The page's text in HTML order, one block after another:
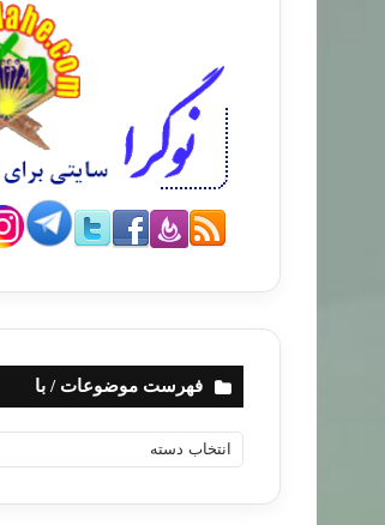
فهرست موضوعات / با
ه